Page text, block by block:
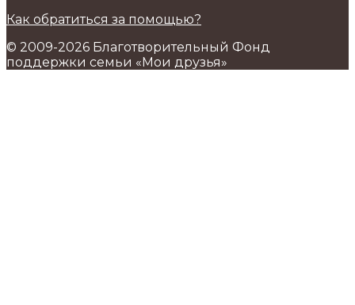
Как обратиться за помощью?
© 2009-2026 Благотворительный Фонд
поддержки семьи «Мои друзья»